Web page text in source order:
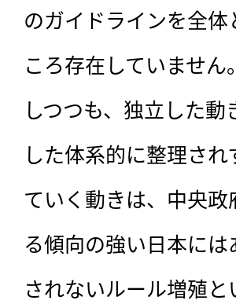
のガイドラインを全
ころ存在していませ
しつつも、独立した
した体系的に整理さ
ていく動きは、中央
る傾向の強い日本に
されないルール増殖